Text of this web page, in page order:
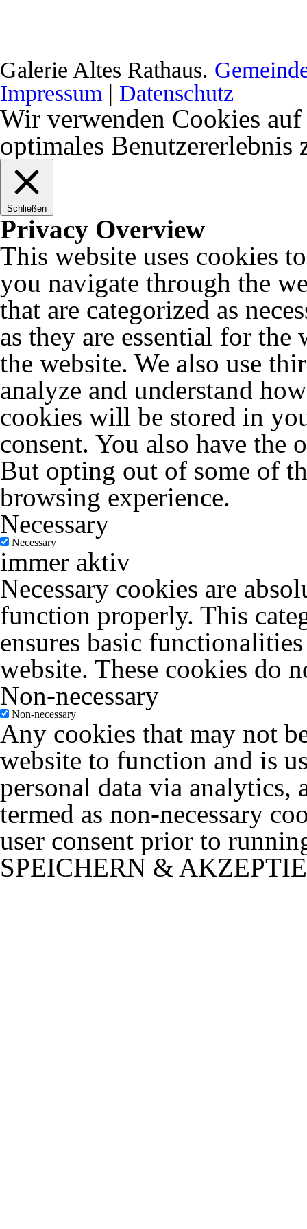
Galerie Altes Rathaus.
Impressum | Datenschutz
Wir verwenden Cookies
optimales
Schließen
Privacy Overview
This website uses cookies
you navigate through the
that are categorized as
as they are essential for
the website. We also use
analyze and understand
cookies will be stored in
consent. You also have the
But opting out of some of
browsing experience.
Necessary
Necessary
immer aktiv
Necessary cookies are
function properly. This
ensures basic
website. These cookies do
Non-necessary
Non-necessary
Any cookies that may not
website to function and is
personal data via analytics,
termed as non-necessary
user consent prior to
SPEICHERN &